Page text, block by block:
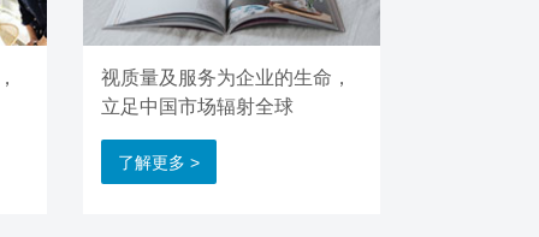
视质量及服务为企业的生命，
立足中国市场辐射全球
了解更多 >